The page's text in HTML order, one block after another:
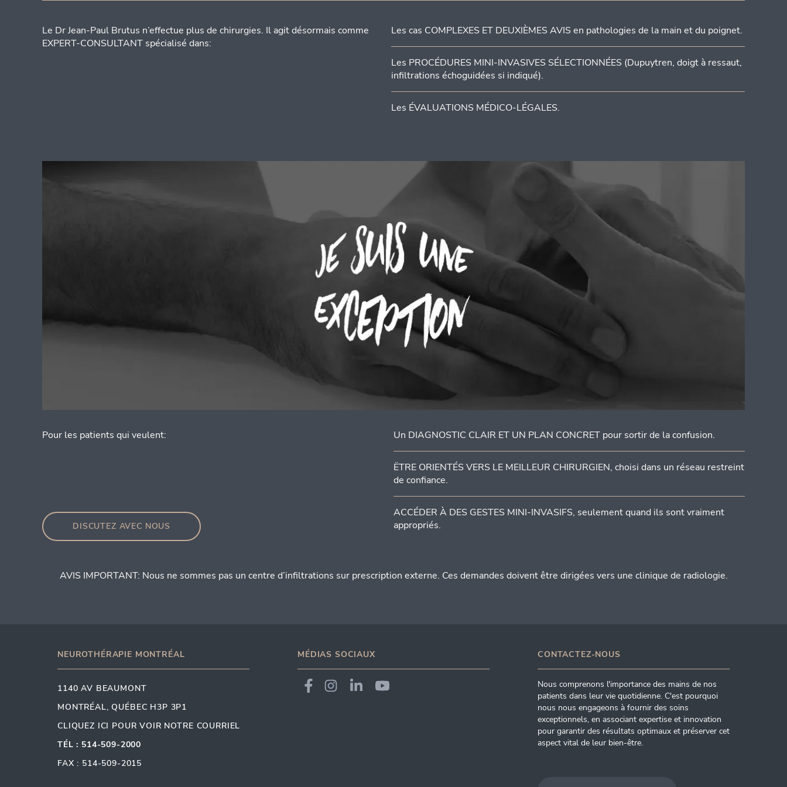
Le Dr Jean-Paul Brutus n’effectue plus de chirurgies. Il agit désormais comme
EXPERT-CONSULTANT spécialisé dans:
Les cas COMPLEXES ET DEUXIÈMES AVIS en pathologies de la main et du poignet.
Les PROCÉDURES MINI-INVASIVES SÉLECTIONNÉES (Dupuytren, doigt à ressaut,
infiltrations échoguidées si indiqué).
Les ÉVALUATIONS MÉDICO-LÉGALES.
Pour les patients qui veulent:
DISCUTEZ AVEC NOUS
Un DIAGNOSTIC CLAIR ET UN PLAN CONCRET pour sortir de la confusion.
ËTRE ORIENTÉS VERS LE MEILLEUR CHIRURGIEN, choisi dans un réseau restreint
de confiance.
ACCÉDER À DES GESTES MINI-INVASIFS, seulement quand ils sont vraiment
appropriés.
AVIS IMPORTANT: Nous ne sommes pas un centre d’infiltrations sur prescription externe. Ces demandes doivent être dirigées vers une clinique de radiologie.
NEUROTHÉRAPIE MONTRÉAL
1140 AV BEAUMONT
MONTRÉAL, QUÉBEC H3P 3P1
CLIQUEZ ICI POUR VOIR NOTRE COURRIEL
TÉL : 514-509-2000
FAX : 514-509-2015
MÉDIAS SOCIAUX CONTACTEZ-NOUS
Nous comprenons l'importance des mains de nos
patients dans leur vie quotidienne. C'est pourquoi
nous nous engageons à fournir des soins
exceptionnels, en associant expertise et innovation
pour garantir des résultats optimaux et préserver cet
aspect vital de leur bien-être.